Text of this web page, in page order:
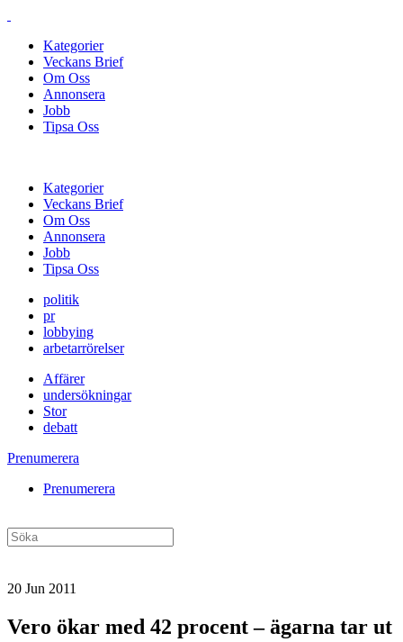
Kategorier
Veckans Brief
Om Oss
Annonsera
Jobb
Tipsa Oss
Kategorier
Veckans Brief
Om Oss
Annonsera
Jobb
Tipsa Oss
politik
pr
lobbying
arbetarrörelser
Affärer
undersökningar
Stor
debatt
Prenumerera
Prenumerera
20 Jun 2011
Vero ökar med 42 procent – ägarna tar ut